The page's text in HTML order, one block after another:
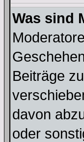
Was sind
Beiträge
davon
oder